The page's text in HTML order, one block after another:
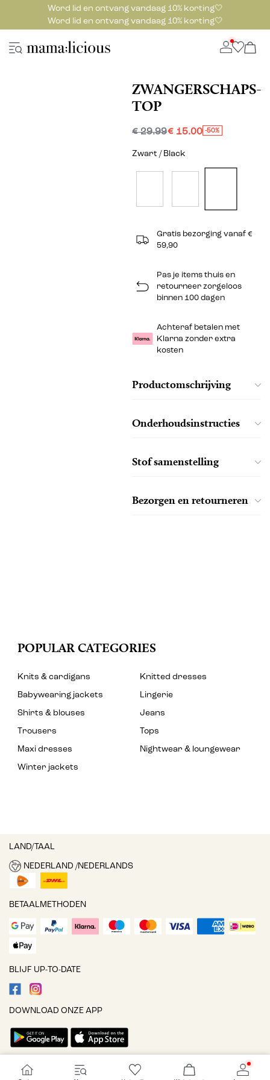
Word lid en ontvang vandaag 10% korting🤍
Word lid en ontvang vandaag 10% korting🤍
ZWANGERSCHAPS-
TOP
€ 29.99€ 15.00 -50%
Zwart / Black
Gratis bezorging vanaf €
59,90
Pas je items thuis en
retourneer zorgeloos
binnen 100 dagen
Achteraf betalen met
Klarna zonder extra
kosten
Productomschrijving
Onderhoudsinstructies
Stof samenstelling
Bezorgen en retourneren
POPULAR CATEGORIES
Knits & cardigans
Knitted dresses
Babywearing jackets
Lingerie
Shirts & blouses
Jeans
Trousers
Tops
Maxi dresses
Nightwear & loungewear
Winter jackets
LAND/TAAL
NEDERLAND /NEDERLANDS
BETAALMETHODEN
BLIJF UP-TO-DATE
DOWNLOAD ONZE APP
Cookie-instellingen